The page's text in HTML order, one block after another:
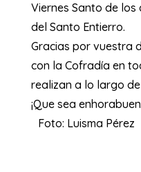
Viernes Santo de los
del Santo Entierro.
Gracias por vuestra
con la Cofradía en
realizan a lo largo
¡Que sea
Foto: Luisma Pérez